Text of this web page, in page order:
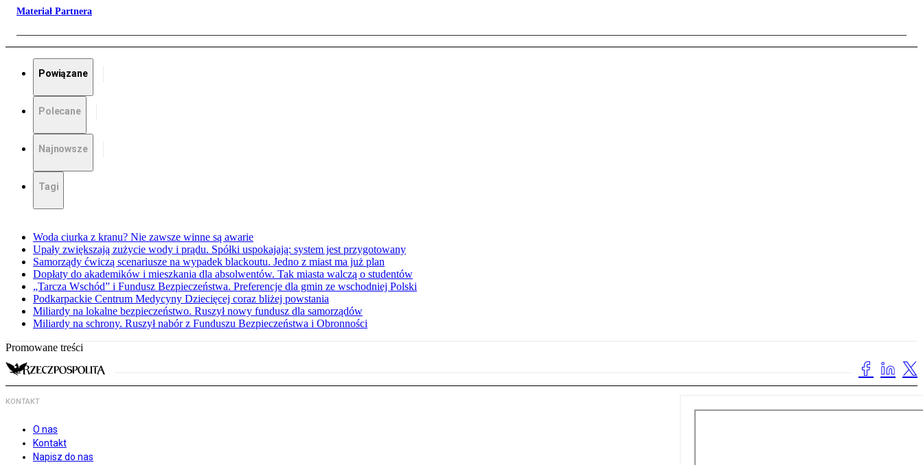
Materiał Partnera
Powiązane
Polecane
Najnowsze
Tagi
Woda ciurka z kranu? Nie zawsze winne są awarie
Upały zwiększają zużycie wody i prądu. Spółki uspokajają: system jest przygotowany
Samorządy ćwiczą scenariusze na wypadek blackoutu. Jedno z miast ma już plan
Dopłaty do akademików i mieszkania dla absolwentów. Tak miasta walczą o studentów
„Tarcza Wschód” i Fundusz Bezpieczeństwa. Preferencje dla gmin ze wschodniej Polski
Podkarpackie Centrum Medycyny Dziecięcej coraz bliżej powstania
Miliardy na lokalne bezpieczeństwo. Ruszył nowy fundusz dla samorządów
Miliardy na schrony. Ruszył nabór z Funduszu Bezpieczeństwa i Obronności
Promowane treści
KONTAKT
O nas
Kontakt
Napisz do nas